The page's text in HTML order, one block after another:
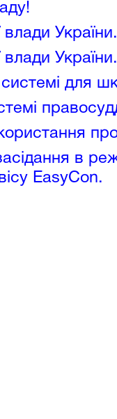
влади
влади
для
в
EasyCon.